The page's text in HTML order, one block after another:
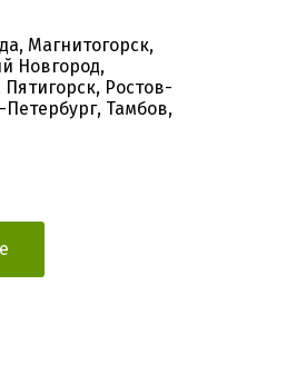
Магнитогорск,
Новгород,
Ростов-
Тамбов,